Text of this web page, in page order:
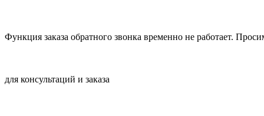
Функция заказа обратного звонка временно не работает.
для консультаций и заказа